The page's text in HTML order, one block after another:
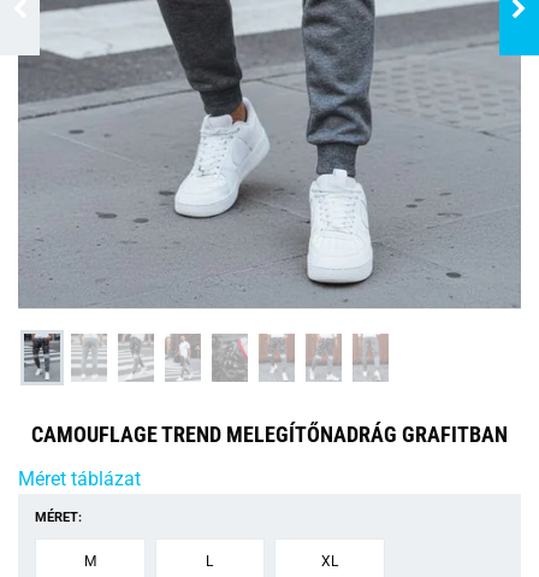
CAMOUFLAGE TREND MELEGÍTŐNADRÁG GRAFITBAN
Méret táblázat
MÉRET:
M L XL